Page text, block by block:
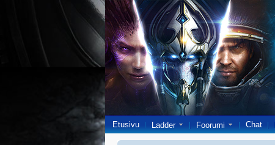
Etusivu Ladder Foorumi Chat